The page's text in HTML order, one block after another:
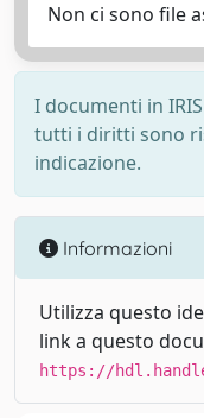
Non ci sono file
I documenti in
tutti i diritti sono
indicazione.
Informazioni
Utilizza questo
link a questo
https://